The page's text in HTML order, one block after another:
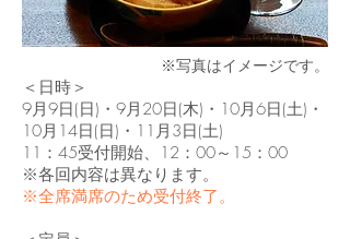
※写真はイメージです。
＜ 日時＞
9月9日(日)・9月20日(木)・10月6日(土)・
10月14日(日)・11月3日(土)
11：45受付開始、12：00～15：00
※各回内容は異なります。
※全席満席のため受付終了。